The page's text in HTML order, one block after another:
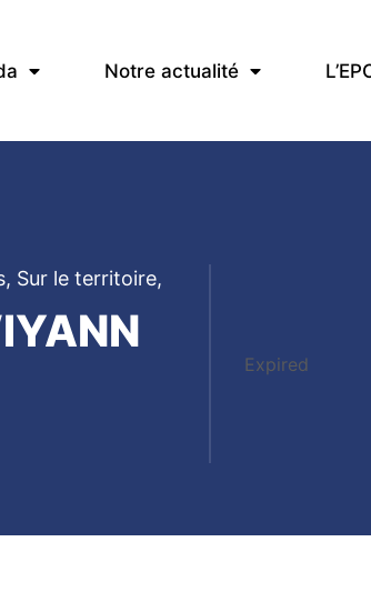
Notre actualité
, Sur le territoire,
Expired